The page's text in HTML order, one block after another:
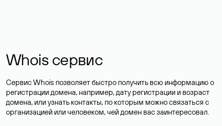
Whois сервис
Сервис Whois позволяет быстро получить всю информацию о
регистрации домена, например, дату регистрации и возраст
домена, или узнать контакты, по которым можно связаться с
организацией или человеком, чей домен вас заинтересовал.